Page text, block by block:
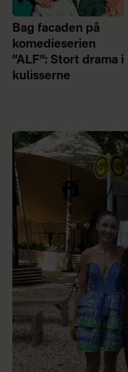
Bag facaden på
komedieserien
”ALF”: Stort drama i
kulisserne